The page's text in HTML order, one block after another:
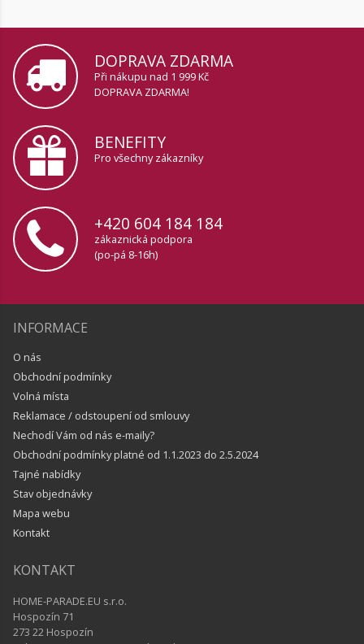
DOPRAVA ZDARMA
Při nákupu nad 1 999 Kč
DOPRAVA ZDARMA!
BENEFITY
Pro všechny zákazníky
+420 604 184 184
zákaznická podpora
(po-pá 8-16h)
INFORMACE
O nás
Obchodní podmínky
Volná místa
Reklamace / odstoupení od smlouvy
Nechodí Vám od nás e-maily?
Obchodní podmínky platné od 1.1.2023 do 2.5.2024
Tajné nabídky
Stav objednávky
Mapa webu
Kontakt
KONTAKT
HOME-PARADE.EU s.r.o.
Hospozín 71
273 22 Hospozín